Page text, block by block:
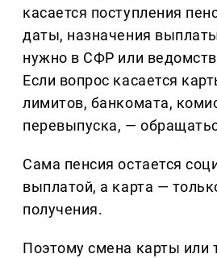
касается поступления
даты, назначения
нужно в СФР или
Если вопрос касается
лимитов, банкомата,
перевыпуска, —
Сама пенсия остается
выплатой, а карта —
получения.
Поэтому смена карты или